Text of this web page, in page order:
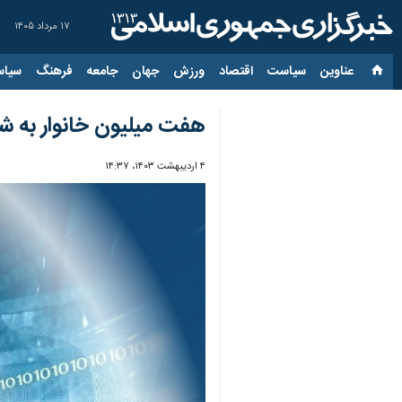
۱۷ مرداد ۱۴۰۵
عناوین‌ سیاست اقتصاد ورزش جهان جامعه فرهنگ
هفت میلیون خانوار
۴ اردیبهشت ۱۴۰۳، ۱۴:۳۷